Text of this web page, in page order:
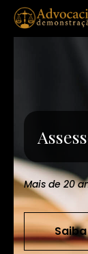
Mais de 20